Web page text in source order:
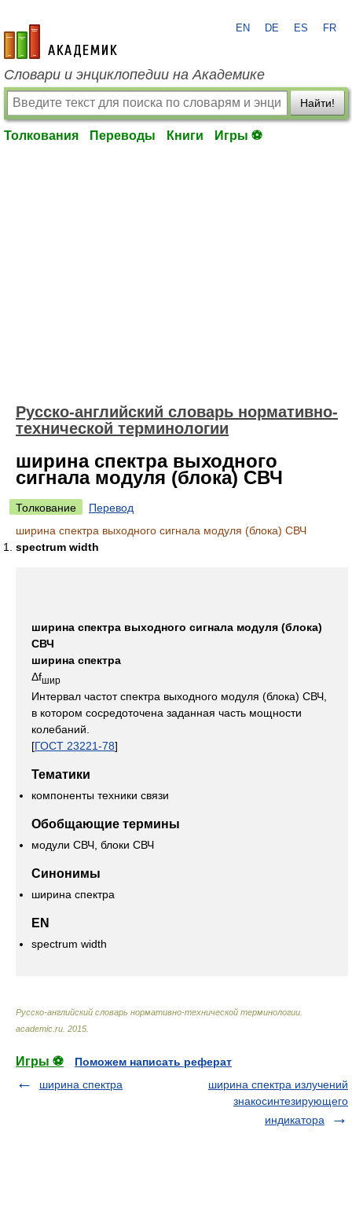
academic.ru
EN DE ES FR
Словари и энциклопедии на Академике
Найти!
Толкования Переводы Книги Игры ⚽
Русско-английский словарь нормативно-
технической терминологии
ширина спектра выходного
сигнала модуля (блока) СВЧ
Толкование
Перевод
ширина спектра выходного сигнала модуля (блока) СВЧ
spectrum width
ширина спектра выходного сигнала модуля (блока)
СВЧ
ширина спектра
Δfшир
Интервал частот спектра выходного модуля (блока) СВЧ,
в котором сосредоточена заданная часть мощности
колебаний.
[ГОСТ 23221-78]
Тематики
компоненты техники связи
Обобщающие термины
модули СВЧ, блоки СВЧ
Синонимы
ширина спектра
EN
spectrum width
Русско-английский словарь нормативно-технической терминологии
academic.ru 2015
Игры ⚽
Поможем написать реферат
ширина спектра
ширина спектра излучений
знакосинтезирующего
индикатора